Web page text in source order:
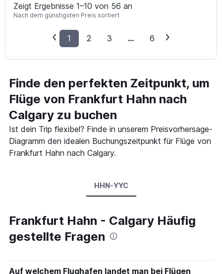
Zeigt Ergebnisse 1–10 von 56 an
Nach dem günstigsten Preis sortiert
1 2 3 ... 6
Finde den perfekten Zeitpunkt, um
Flüge von Frankfurt Hahn nach
Calgary zu buchen
Ist dein Trip flexibel? Finde in unserem Preisvorhersage-
Diagramm den idealen Buchungszeitpunkt für Flüge von
Frankfurt Hahn nach Calgary.
HHN-YYC
Frankfurt Hahn - Calgary Häufig
gestellte Fragen
Auf welchem Flughafen landet man bei Flügen